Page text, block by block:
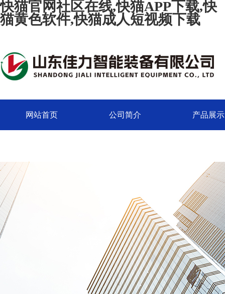
快猫官网社区在线,快猫APP下载,快
猫黄色软件,快猫成人短视频下载
网站首页 公司简介 产品展示